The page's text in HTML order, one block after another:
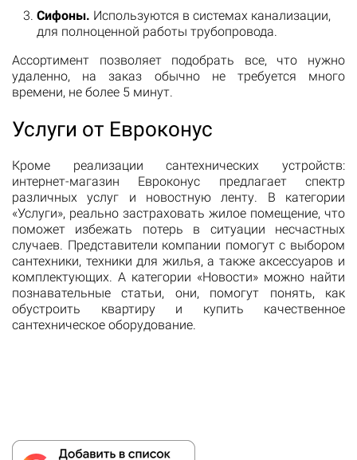
Сифоны. Используются в системах канализации,
для полноценной работы трубопровода.
Ассортимент позволяет подобрать все, что нужно
удаленно, на заказ обычно не требуется много
времени, не более 5 минут.
Услуги от Евроконус
Кроме реализации сантехнических устройств:
интернет-магазин Евроконус предлагает спектр
различных услуг и новостную ленту. В категории
«Услуги», реально застраховать жилое помещение, что
поможет избежать потерь в ситуации несчастных
случаев. Представители компании помогут с выбором
сантехники, техники для жилья, а также аксессуаров и
комплектующих. А категории «Новости» можно найти
познавательные статьи, они, помогут понять, как
обустроить квартиру и купить качественное
сантехническое оборудование.